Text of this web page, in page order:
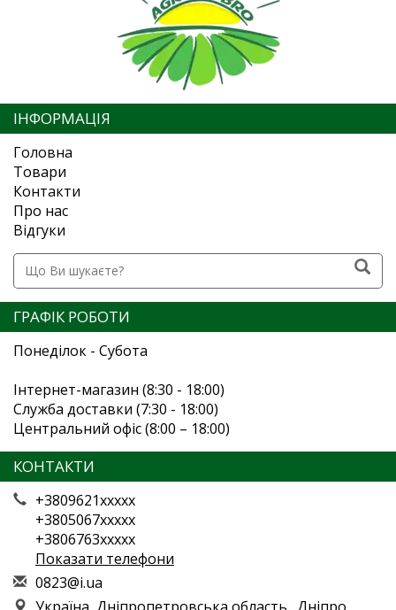
ІНФОРМАЦІЯ
Головна
Товари
Контакти
Про нас
Відгуки
ГРАФІК РОБОТИ
Понеділок - Субота
Інтернет-магазин (8:30 - 18:00)
Служба доставки (7:30 - 18:00)
Центральний офіс (8:00 – 18:00)
КОНТАКТИ
+3809621xxxxx
+3805067xxxxx
+3806763xxxxx
Показати телефони
0823@i.ua
Україна, Дніпропетровська область., Дніпро,